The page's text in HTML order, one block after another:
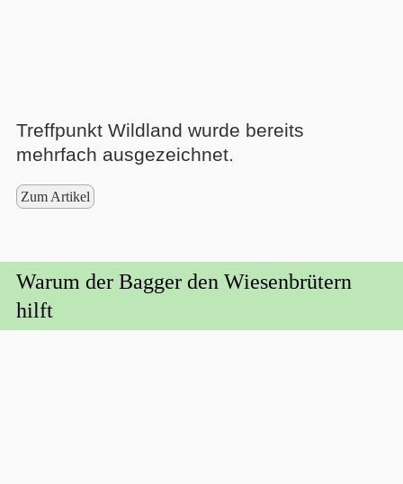
Treffpunkt Wildland wurde bereits
mehrfach ausgezeichnet.
Zum Artikel
Warum der Bagger den Wiesenbrütern
hilft